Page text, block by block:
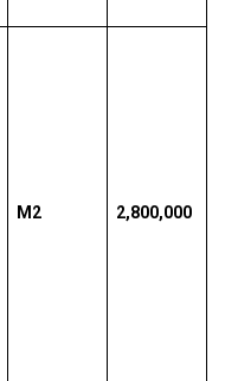
M2 2,800,000